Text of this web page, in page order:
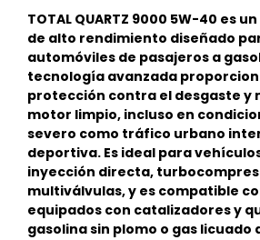
TOTAL QUARTZ 9000 5W-40 es
de alto rendimiento diseñado
automóviles de pasajeros a
tecnología avanzada
protección contra el desgaste y
motor limpio, incluso en
severo como tráfico urbano
deportiva. Es ideal para
inyección directa,
multiválvulas, y es compatible
equipados con catalizadores y
gasolina sin plomo o gas licuado